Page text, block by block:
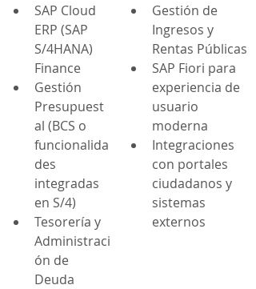
SAP Cloud
ERP (SAP
S/4HANA)
Finance
Gestión
Presupuest
al (BCS o
funcionalida
des
integradas
en S/4)
Tesorería y
Administraci
ón de
Deuda
Gestión de
Ingresos y
Rentas Públicas
SAP Fiori para
experiencia de
usuario
moderna
Integraciones
con portales
ciudadanos y
sistemas
externos